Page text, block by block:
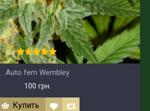
Auto fem Wembley
100 грн.
Купить